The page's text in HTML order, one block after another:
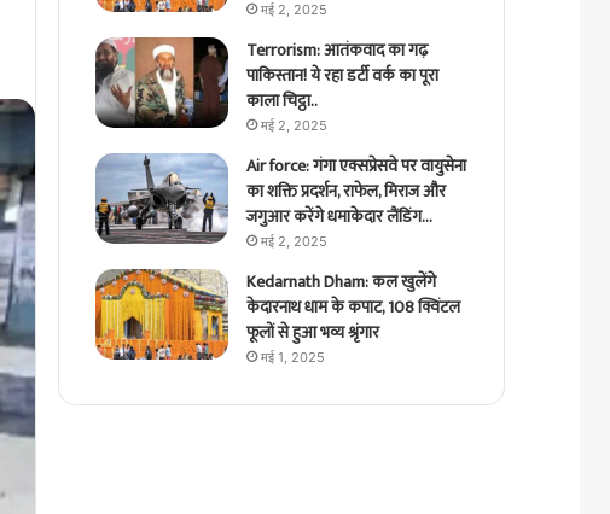
मई 2, 2025
Terrorism: आतंकवाद का गढ़
पाकिस्तान! ये रहा डर्टी वर्क का पूरा
काला चिट्ठा..
मई 2, 2025
Air force: गंगा एक्सप्रेसवे पर वायुसेना
का शक्ति प्रदर्शन, राफेल, मिराज और
जगुआर करेंगे धमाकेदार लैंडिंग…
मई 2, 2025
Kedarnath Dham: कल खुलेंगे
केदारनाथ धाम के कपाट, 108 क्विंटल
फूलों से हुआ भव्य श्रृंगार
मई 1, 2025